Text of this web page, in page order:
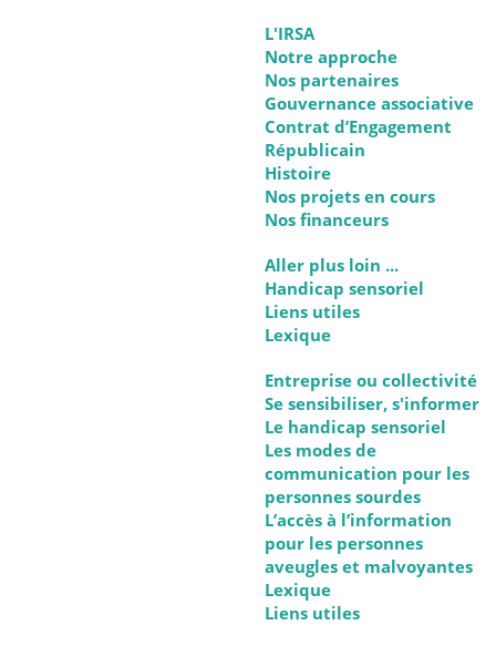
L'IRSA
Notre approche
Nos partenaires
Gouvernance associative
Contrat d’Engagement
Républicain
Histoire
Nos projets en cours
Nos financeurs
Aller plus loin ...
Handicap sensoriel
Liens utiles
Lexique
Entreprise ou collectivité
Se sensibiliser, s'informer
Le handicap sensoriel
Les modes de
communication pour les
personnes sourdes
L’accès à l’information
pour les personnes
aveugles et malvoyantes
Lexique
Liens utiles